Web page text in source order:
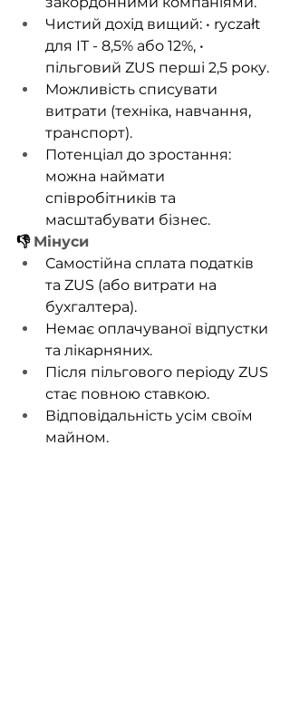
Чистий дохід вищий: • ryczałt
для IT - 8,5% або 12%, •
пільговий ZUS перші 2,5 року.
Можливість списувати
витрати (техніка, навчання,
транспорт).
Потенціал до зростання:
можна наймати
співробітників та
масштабувати бізнес.
👎 Мінуси
Самостійна сплата податків
та ZUS (або витрати на
бухгалтера).
Немає оплачуваної відпустки
та лікарняних.
Після пільгового періоду ZUS
стає повною ставкою.
Відповідальність усім своїм
майном.